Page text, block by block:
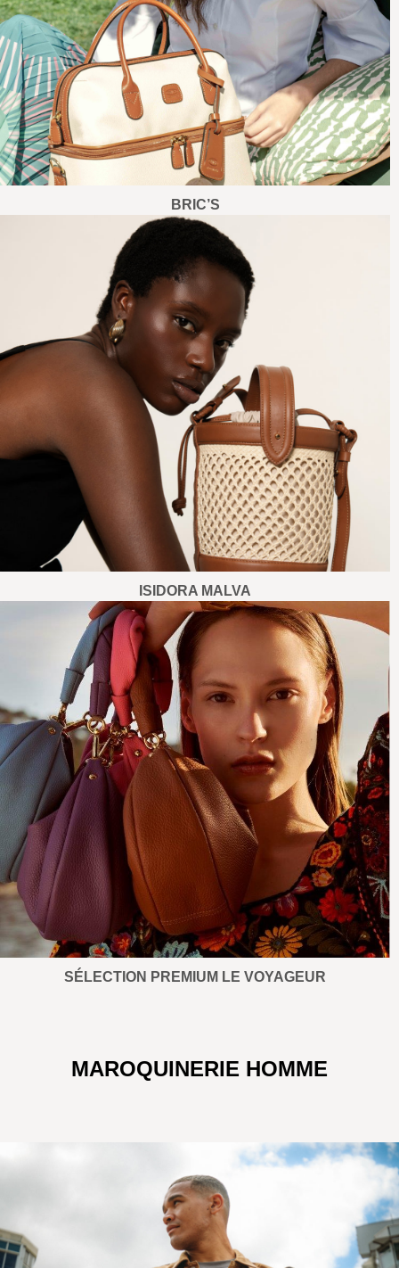
BRIC’S
ISIDORA MALVA
SÉLECTION PREMIUM LE VOYAGEUR
MAROQUINERIE HOMME